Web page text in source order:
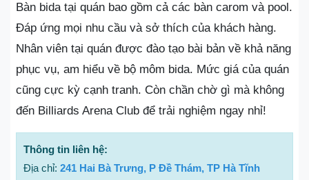
Bàn bida tại quán bao gồm cả các bàn carom và pool.
Đáp ứng mọi nhu cầu và sở thích của khách hàng.
Nhân viên tại quán được đào tạo bài bản về khả năng
phục vụ, am hiểu về bộ môm bida. Mức giá của quán
cũng cực kỳ cạnh tranh. Còn chần chờ gì mà không
đến Billiards Arena Club để trải nghiệm ngay nhỉ!
Thông tin liên hệ:
Địa chỉ: 241 Hai Bà Trưng, P Đề Thám, TP Hà Tĩnh